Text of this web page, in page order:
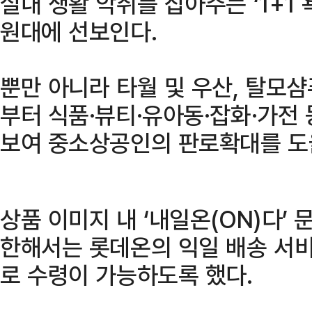
원대에 선보인다.
뿐만 아니라 타월 및 우산, 탈모
부터 식품·뷰티·유아동·잡화·가
보여 중소상공인의 판로확대를
상품 이미지 내 ‘내일온(ON)다’
한해서는 롯데온의 익일 배송 서
로 수령이 가능하도록 했다.